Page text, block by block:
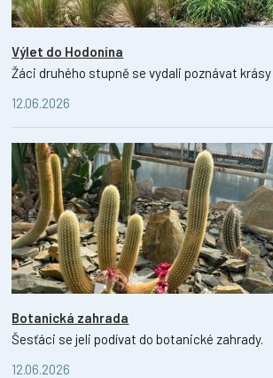
Výlet do Hodonína
Žáci druhého stupně se vydali poznávat krásy
12.06.2026
Botanická zahrada
Šesťáci se jeli podívat do botanické zahrady.
12.06.2026